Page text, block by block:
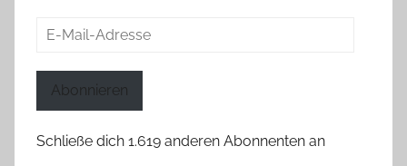
E-
Abonnieren
Schließe dich 1.619 anderen Abonnenten an